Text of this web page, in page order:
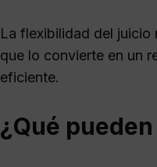
La flexibilidad del juicio
que lo convierte en un
eficiente.
¿Qué